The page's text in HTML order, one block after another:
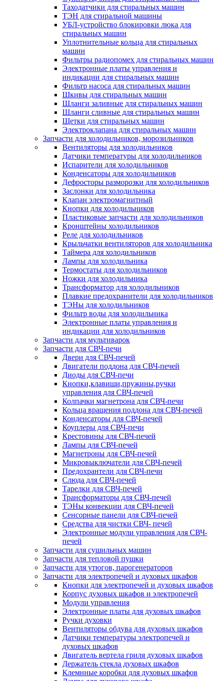
Таходатчики для стиральных машин
ТЭН для стиральной машины
УБЛ-устройство блокировки люка для
стиральных машин
Уплотнительные кольца для стиральных
машин
Фильтры радиопомех для стиральных машин
Электронные платы управления и
индикации для стиральных машин
Фильтр насоса для стиральных машин
Шкивы для стиральных машин
Шланги заливные для стиральных машин
Шланги сливные для стиральных машин
Щетки для стиральных машин
Электроклапана для стиральных машин
Запчасти для холодильников, морозильников
Вентиляторы для холодильников
Датчики температуры для холодильников
Испарители для холодильников
Конденсаторы для холодильников
Дефросторы разморозки для холодильников
Заслонки для холодильника
Клапан электромагнитный
Кнопки для холодильников
Пластиковые запчасти для холодильников
Кронштейны холодильников
Реле для холодильников
Крыльчатки вентиляторов для холодильника
Таймера для холодильников
Лампы для холодильника
Термостаты для холодильников
Ножки для холодильника
Трансформатор для холодильников
Плавкие предохранители для холодильников
ТЭНы для холодильников
Фильтр воды для холодильника
Электронные платы управления и
индикации для холодильников
Запчасти для мультиварок
Запчасти для СВЧ-печи
Двери для СВЧ-печей
Двигатели поддона для СВЧ-печей
Диоды для СВЧ-печи
Кнопки,клавиши,пружины,ручки
управления для СВЧ-печей
Колпачки магнетрона для СВЧ-печи
Кольца вращения поддона для СВЧ-печей
Конденсаторы для СВЧ-печей
Коуплеры для СВЧ-печи
Крестовины для СВЧ-печей
Лампы для СВЧ-печей
Магнетроны для СВЧ-печей
Микровыключатели для СВЧ-печей
Предохрантели для СВЧ-печи
Слюда для СВЧ-печей
Тарелки для СВЧ-печей
Трансформаторы для СВЧ-печей
ТЭНы конвекции для СВЧ-печей
Сенсорные панели для СВЧ-печей
Средства для чистки СВЧ- печей
Электронные модули управления для СВЧ-
печей
Запчасти для сушильных машин
Запчасти для тепловой пушки
Запчасти для утюгов, парогенераторов
Запчасти для электропечей и духовых шкафов
Кнопки для электропечей и духовых шкафов
Корпус духовых шкафов и электропечей
Модули управления
Электронные платы для духовых шкафов
Ручки духовки
Вентиляторы обдува для духовых шкафов
Датчики температуры электропечей и
духовых шкафов
Двигатель вертела гриля духовых шкафов
Держатель стекла духовых шкафов
Клемнные коробки для духовых шкафов